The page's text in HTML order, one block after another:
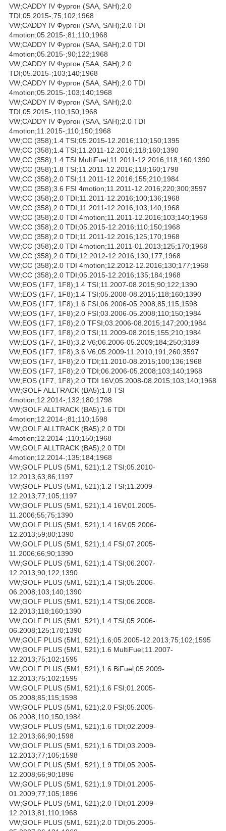
VW;CADDY IV Фургон (SAA, SAH);2.0
TDI;05.2015-;75;102;1968
VW;CADDY IV Фургон (SAA, SAH);2.0 TDI
4motion;05.2015-;81;110;1968
VW;CADDY IV Фургон (SAA, SAH);2.0 TDI
4motion;05.2015-;90;122;1968
VW;CADDY IV Фургон (SAA, SAH);2.0
TDI;05.2015-;103;140;1968
VW;CADDY IV Фургон (SAA, SAH);2.0 TDI
4motion;05.2015-;103;140;1968
VW;CADDY IV Фургон (SAA, SAH);2.0
TDI;05.2015-;110;150;1968
VW;CADDY IV Фургон (SAA, SAH);2.0 TDI
4motion;11.2015-;110;150;1968
VW;CC (358);1.4 TSI;05.2015-12.2016;110;150;1395
VW;CC (358);1.4 TSI;11.2011-12.2016;118;160;1390
VW;CC (358);1.4 TSI MultiFuel;11.2011-12.2016;118;160;1390
VW;CC (358);1.8 TSI;11.2011-12.2016;118;160;1798
VW;CC (358);2.0 TSI;11.2011-12.2016;155;210;1984
VW;CC (358);3.6 FSI 4motion;11.2011-12.2016;220;300;3597
VW;CC (358);2.0 TDI;11.2011-12.2016;100;136;1968
VW;CC (358);2.0 TDI;11.2011-12.2016;103;140;1968
VW;CC (358);2.0 TDI 4motion;11.2011-12.2016;103;140;1968
VW;CC (358);2.0 TDI;05.2015-12.2016;110;150;1968
VW;CC (358);2.0 TDI;11.2011-12.2016;125;170;1968
VW;CC (358);2.0 TDI 4motion;11.2011-01.2013;125;170;1968
VW;CC (358);2.0 TDI;12.2012-12.2016;130;177;1968
VW;CC (358);2.0 TDI 4motion;12.2012-12.2016;130;177;1968
VW;CC (358);2.0 TDI;05.2015-12.2016;135;184;1968
VW;EOS (1F7, 1F8);1.4 TSI;11.2007-08.2015;90;122;1390
VW;EOS (1F7, 1F8);1.4 TSI;05.2008-08.2015;118;160;1390
VW;EOS (1F7, 1F8);1.6 FSI;06.2006-05.2008;85;115;1598
VW;EOS (1F7, 1F8);2.0 FSI;03.2006-05.2008;110;150;1984
VW;EOS (1F7, 1F8);2.0 TFSI;03.2006-08.2015;147;200;1984
VW;EOS (1F7, 1F8);2.0 TSI;11.2009-08.2015;155;210;1984
VW;EOS (1F7, 1F8);3.2 V6;06.2006-05.2009;184;250;3189
VW;EOS (1F7, 1F8);3.6 V6;05.2009-11.2010;191;260;3597
VW;EOS (1F7, 1F8);2.0 TDI;11.2010-08.2015;100;136;1968
VW;EOS (1F7, 1F8);2.0 TDI;06.2006-05.2008;103;140;1968
VW;EOS (1F7, 1F8);2.0 TDI 16V;05.2008-08.2015;103;140;1968
VW;GOLF ALLTRACK (BA5);1.8 TSI
4motion;12.2014-;132;180;1798
VW;GOLF ALLTRACK (BA5);1.6 TDI
4motion;12.2014-;81;110;1598
VW;GOLF ALLTRACK (BA5);2.0 TDI
4motion;12.2014-;110;150;1968
VW;GOLF ALLTRACK (BA5);2.0 TDI
4motion;12.2014-;135;184;1968
VW;GOLF PLUS (5M1, 521);1.2 TSI;05.2010-
12.2013;63;86;1197
VW;GOLF PLUS (5M1, 521);1.2 TSI;11.2009-
12.2013;77;105;1197
VW;GOLF PLUS (5M1, 521);1.4 16V;01.2005-
11.2006;55;75;1390
VW;GOLF PLUS (5M1, 521);1.4 16V;05.2006-
12.2013;59;80;1390
VW;GOLF PLUS (5M1, 521);1.4 FSI;07.2005-
11.2006;66;90;1390
VW;GOLF PLUS (5M1, 521);1.4 TSI;06.2007-
12.2013;90;122;1390
VW;GOLF PLUS (5M1, 521);1.4 TSI;05.2006-
06.2008;103;140;1390
VW;GOLF PLUS (5M1, 521);1.4 TSI;06.2008-
12.2013;118;160;1390
VW;GOLF PLUS (5M1, 521);1.4 TSI;05.2006-
06.2008;125;170;1390
VW;GOLF PLUS (5M1, 521);1.6;05.2005-12.2013;75;102;1595
VW;GOLF PLUS (5M1, 521);1.6 MultiFuel;11.2007-
12.2013;75;102;1595
VW;GOLF PLUS (5M1, 521);1.6 BiFuel;05.2009-
12.2013;75;102;1595
VW;GOLF PLUS (5M1, 521);1.6 FSI;01.2005-
05.2008;85;115;1598
VW;GOLF PLUS (5M1, 521);2.0 FSI;05.2005-
06.2008;110;150;1984
VW;GOLF PLUS (5M1, 521);1.6 TDI;02.2009-
12.2013;66;90;1598
VW;GOLF PLUS (5M1, 521);1.6 TDI;03.2009-
12.2013;77;105;1598
VW;GOLF PLUS (5M1, 521);1.9 TDI;05.2005-
12.2008;66;90;1896
VW;GOLF PLUS (5M1, 521);1.9 TDI;01.2005-
01.2009;77;105;1896
VW;GOLF PLUS (5M1, 521);2.0 TDI;01.2009-
12.2013;81;110;1968
VW;GOLF PLUS (5M1, 521);2.0 TDI;05.2005-